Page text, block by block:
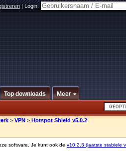
|Login:
Top downloads Meer
> VPN > Hotspot Shield v5.0.2
software. Je kunt ook de v10.2.3 (laatste stabiele